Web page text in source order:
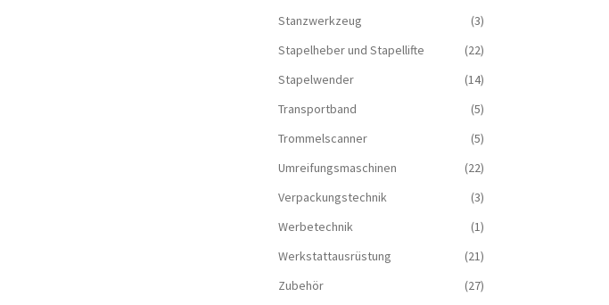
Stanzwerkzeug
(3)
Stapelheber und Stapellifte
(22)
Stapelwender
(14)
Transportband
(5)
Trommelscanner
(5)
Umreifungsmaschinen
(22)
Verpackungstechnik
(3)
Werbetechnik
(1)
Werkstattausrüstung
(21)
Zubehör
(27)